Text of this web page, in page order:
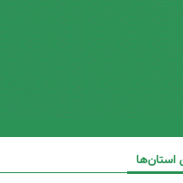
استان‌ها